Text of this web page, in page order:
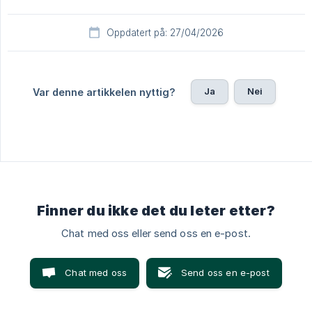
Oppdatert på: 27/04/2026
Var denne artikkelen nyttig? Ja Nei
Finner du ikke det du leter etter?
Chat med oss eller send oss en e-post.
Chat med oss Send oss en e-post